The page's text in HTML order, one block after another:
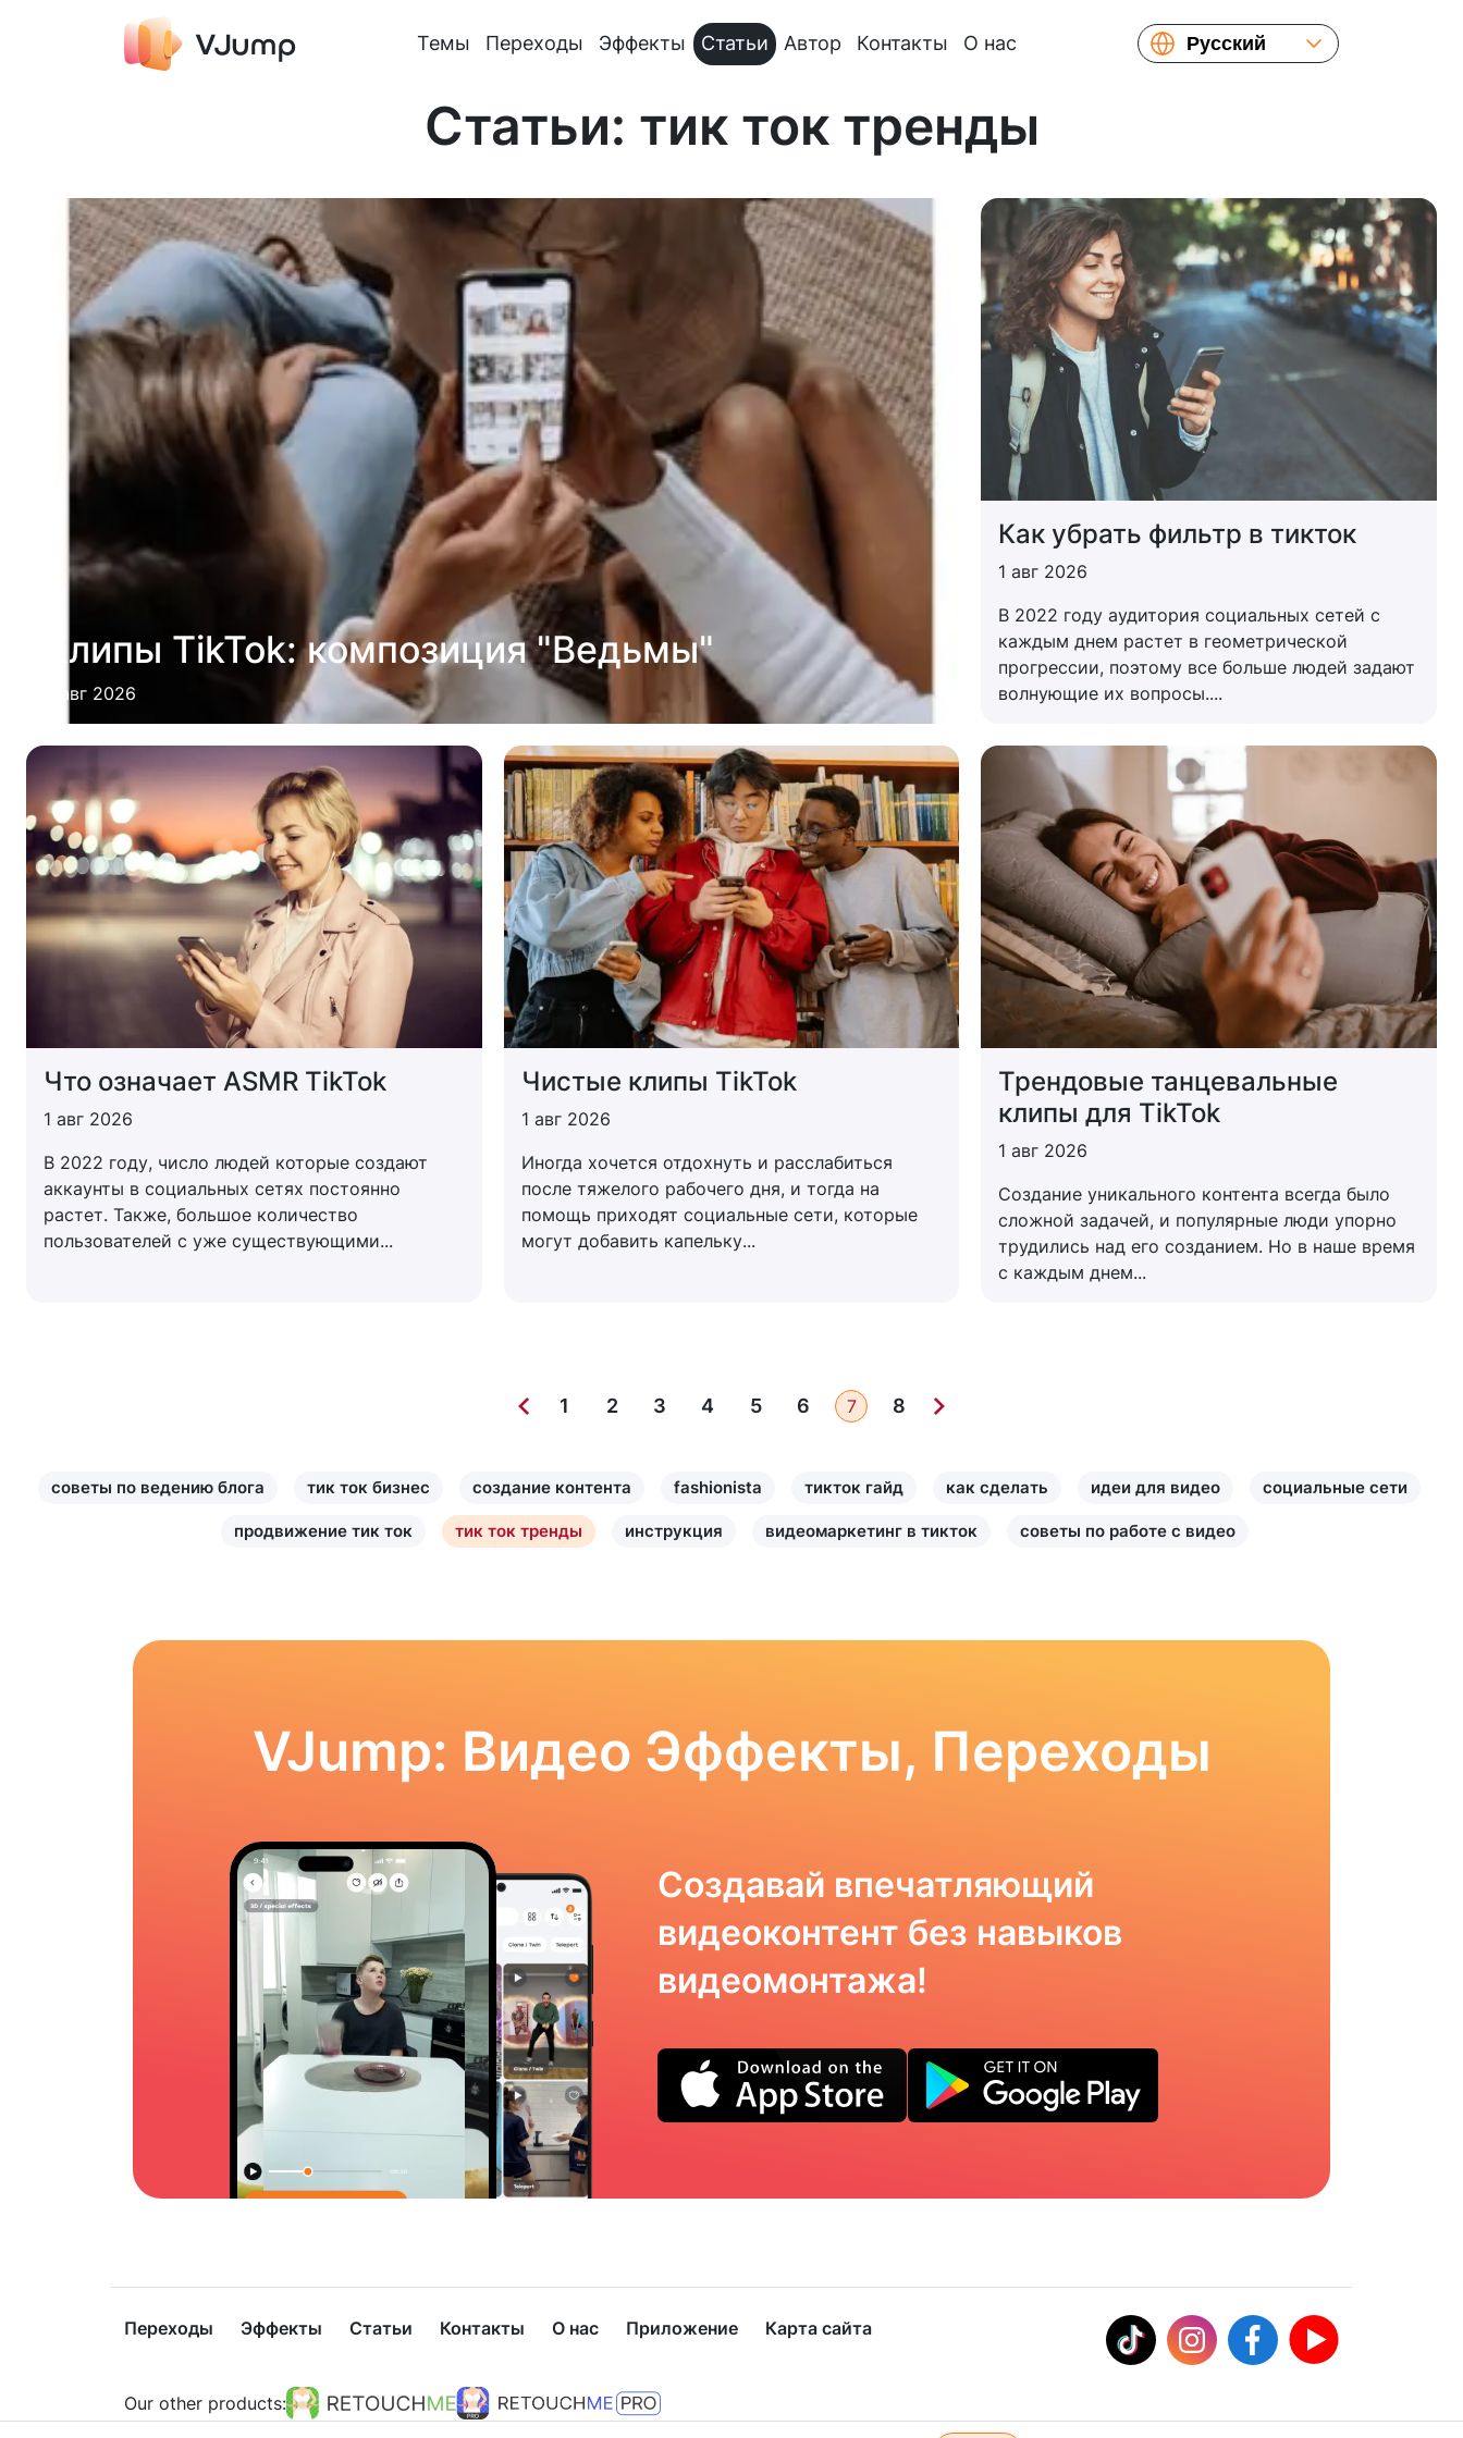
Темы Переходы Эффекты Статьи Автор Контакты О нас
Русский
Статьи: тик ток тренды
Клипы TikTok: композиция "Ведьмы"
2 авг 2026
Как убрать фильтр в тикток
1 авг 2026
В 2022 году аудитория социальных сетей с
каждым днем ​​растет в геометрической
прогрессии, поэтому все больше людей задают
волнующие их вопросы....
Что означает ASMR TikTok
1 авг 2026
В 2022 году, число людей которые создают
аккаунты в социальных сетях постоянно
растет. Также, большое количество
пользователей с уже существующими...
Чистые клипы TikTok
1 авг 2026
Иногда хочется отдохнуть и расслабиться
после тяжелого рабочего дня, и тогда на
помощь приходят социальные сети, которые
могут добавить капельку...
Трендовые танцевальные
клипы для TikTok
1 авг 2026
Создание уникального контента всегда было
сложной задачей, и популярные люди упорно
трудились над его созданием. Но в наше время
с каждым днем...
1 2 3 4 5 6 7 8
советы по ведению блога тик ток бизнес создание контента fashionista тикток гайд как сделать идеи для видео социальные сети
продвижение тик ток тик ток тренды инструкция видеомаркетинг в тикток советы по работе с видео
VJump: Видео Эффекты, Переходы
Создавай впечатляющий
видеоконтент без навыков
видеомонтажа!
Переходы Эффекты Статьи Контакты О нас Приложение Карта сайта
Our other products: